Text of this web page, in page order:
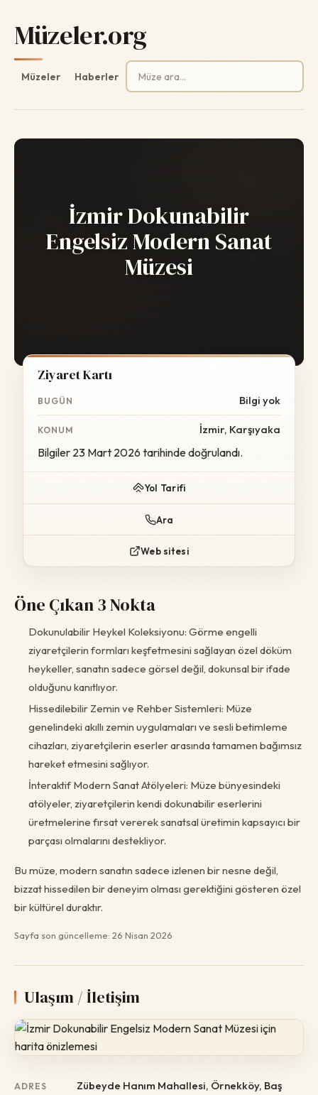
Müzeler.org
Müzeler Haberler
Arama:
İzmir Dokunabilir
Engelsiz Modern Sanat
Müzesi
Ziyaret Kartı
BUGÜN Bilgi yok
KONUM İzmir, Karşıyaka
Bilgiler 23 Mart 2026 tarihinde doğrulandı.
Yol Tarifi
Ara
Web sitesi
Öne Çıkan 3 Nokta
Dokunulabilir Heykel Koleksiyonu: Görme engelli
ziyaretçilerin formları keşfetmesini sağlayan özel döküm
heykeller, sanatın sadece görsel değil, dokunsal bir ifade
olduğunu kanıtlıyor.
Hissedilebilir Zemin ve Rehber Sistemleri: Müze
genelindeki akıllı zemin uygulamaları ve sesli betimleme
cihazları, ziyaretçilerin eserler arasında tamamen bağımsız
hareket etmesini sağlıyor.
İnteraktif Modern Sanat Atölyeleri: Müze bünyesindeki
atölyeler, ziyaretçilerin kendi dokunabilir eserlerini
üretmelerine fırsat vererek sanatsal üretimin kapsayıcı bir
parçası olmalarını destekliyor.
Bu müze, modern sanatın sadece izlenen bir nesne değil,
bizzat hissedilen bir deneyim olması gerektiğini gösteren özel
bir kültürel duraktır.
Sayfa son güncelleme: 26 Nisan 2026
Ulaşım / İletişim
ADRES
Zübeyde Hanım Mahallesi, Örnekköy, Baş